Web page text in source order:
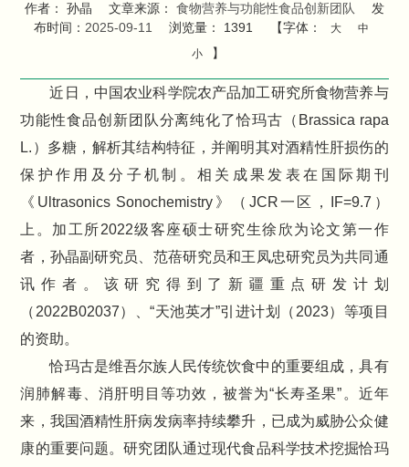
作者： 孙晶 文章来源： 食物营养与功能性食品创新团队
发
布时间： 2025-09-11 浏览量： 1391 【字体： 大
中
小
】
近日，中国农业科学院农产品加工研究所食物营养与
功能性食品创新团队分离纯化了恰玛古（Brassica rapa
L.）多糖，解析其结构特征，并阐明其对酒精性肝损伤的
保护作用及分子机制。相关成果发表在国际期刊
《Ultrasonics Sonochemistry》（JCR一区，IF=9.7）
上。加工所2022级客座硕士研究生徐欣为论文第一作
者，孙晶副研究员、范蓓研究员和王凤忠研究员为共同通
讯作者。该研究得到了新疆重点研发计划
（2022B02037）、“天池英才”引进计划（2023）等项目
的资助。
恰玛古是维吾尔族人民传统饮食中的重要组成，具有
润肺解毒、消肝明目等功效，被誉为“长寿圣果”。近年
来，我国酒精性肝病发病率持续攀升，已成为威胁公众健
康的重要问题。研究团队通过现代食品科学技术挖掘恰玛